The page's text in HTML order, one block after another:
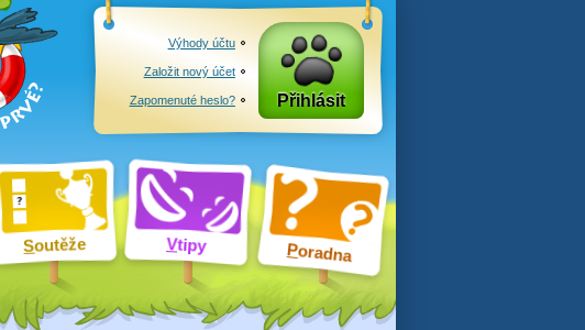
Soutěže Vtipy Poradna
Výhody účtu
Založit nový účet
Zapomenuté heslo? Přihlásit